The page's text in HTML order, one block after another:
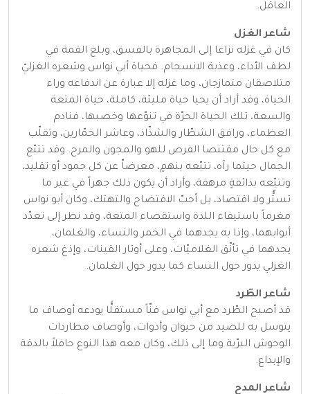
العاقل.
شاعر الغزل
كان في غزله نزاعا إلى المجاهرة بالفسق، وبلغ القمة في
لطف الأداء، وعذبة الانسجام. فحياة أبي نواس وشعره الغزليّ
متلاصقان متمازجان، وما غزله إلا عبارة عن اندفاعه وراء
الحياة، وقد أراد أن يحيا حياة مليئة، كاملة، حياة المتعة
والسعة، تلك الحياة الحرّة في تنوّعها وخصبها، فنادم
العظماء، ورافق الشطّار والشذّاذ، وعاشر الخمّارين، وتقلّب
مع كل حال مقتنصا الفرص للهو والمجون والمرح. وقد تتبّع
الجمال حيثما رآه، تتبّعه بنهمٍ، معرضاّ عن كل جمود أو تقليد،
وتتبّعه بذائقةٍ مرهفة، وأراد أن يكون ذلك جهراً في غير ما
تستُّر ولا اقتصاد، بل أحبّ الافتضاح والتهتك، وكان أبو نواس
مغرماً باستيفاء اللذة واستقصاء المتعة، وقد نظر إلى تعدّد
أبوابهما، وإذا به يجدهما في الخمر والنساء، والغلمان،
يجدهما في تأنّق الغلاميّات، وعلى أوتار القينات، وإذغ شعره
الغزلي يدور حول النساء كما يدور حول الغلمان.
شاعر الطّرد
قد أصبح الطّرد مع أبي نواس فنّاً مستقلًّا يودعه أوصاف ما
يتوسل به للصيد من حيوان وأدوات، وأوصاف مطاردات
الوحوش البرّية وما إلى ذلك، وكان معه هذا النوع حافلاً بالدقة
والإبداع.
شاعر المدح